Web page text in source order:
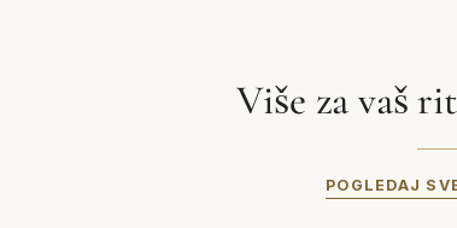
Više za vaš
POGLEDAJ